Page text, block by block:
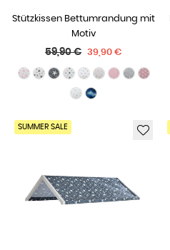
Stützkissen Bettumrandung mit
Motiv
Normaler
Preis
59,90 € 39,90 €
SUMMER SALE